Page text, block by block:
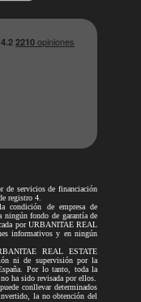
servicios de financiación
registro 4.
condición de empresa de
ningún fondo de garantía de
por URBANITAE REAL
informativos y en ningún
REAL ESTATE
ni de supervisión por la
Por lo tanto, toda la
ha sido revisada por ellos.
conllevar determinados
la no obtención del